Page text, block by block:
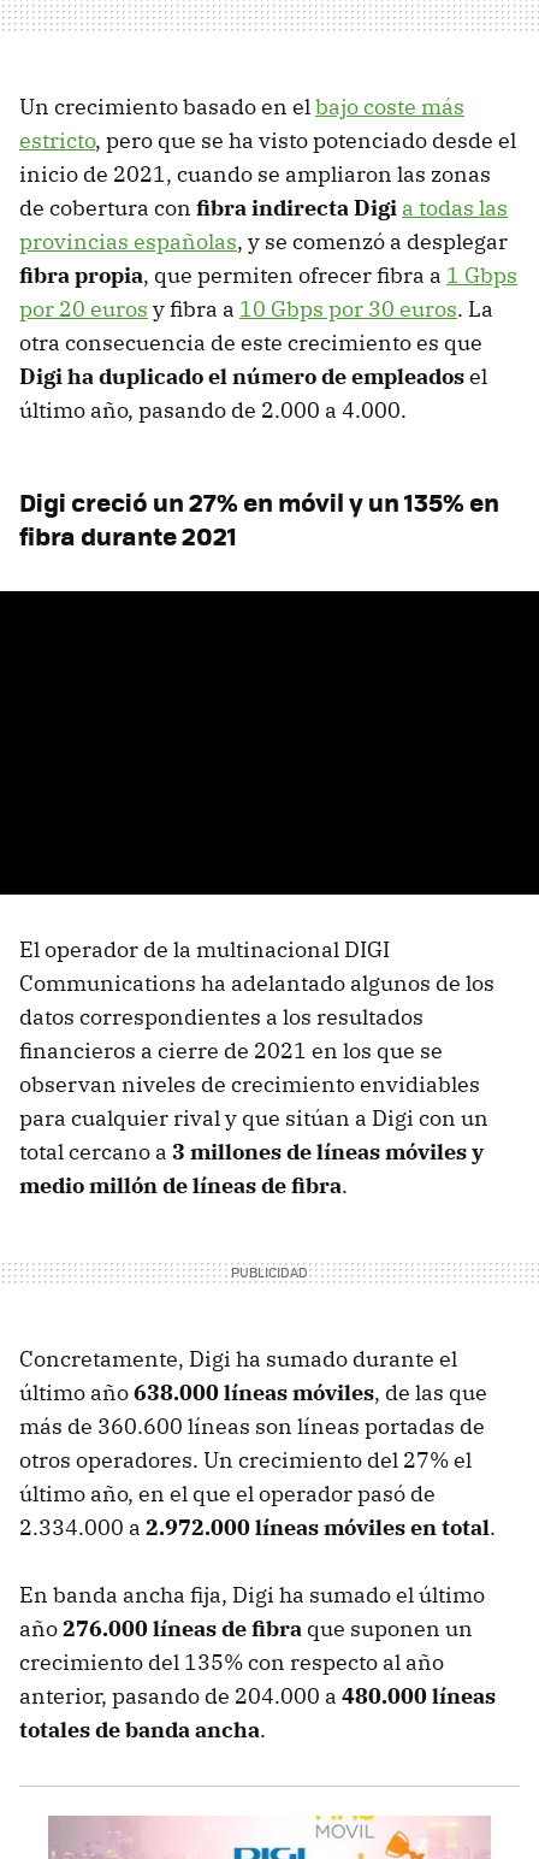
Un crecimiento basado en elbajo coste más
estricto, pero que se ha visto potenciado desde el
inicio de 2021, cuando se ampliaron las zonas
de cobertura con fibra indirecta Digi a todas las
provincias españolas, y se comenzó a desplegar
fibra propia, que permiten ofrecer fibra a 1 Gbps
por 20 euros y fibra a 10 Gbps por 30 euros. La
otra consecuencia de este crecimiento es que
Digi ha duplicado el número de empleadosel
último año, pasando de 2.000 a 4.000.
Digi creció un 27% en móvil y un 135% en
fibra durante 2021
El operador de la multinacional DIGI
Communications ha adelantado algunos de los
datos correspondientes a los resultados
financieros a cierre de 2021 en los que se
observan niveles de crecimiento envidiables
para cualquier rival y que sitúan a Digi con un
total cercano a 3 millones de líneas móviles y
medio millón de líneas de fibra.
Concretamente, Digi ha sumado durante el
último año638.000 líneas móviles, de las que
más de 360.600 líneas son líneas portadas de
otros operadores. Un crecimiento del 27% el
último año, en el que el operador pasó de
2.334.000 a 2.972.000 líneas móviles en total.
En banda ancha fija, Digi ha sumado el último
año276.000 líneas de fibra que suponen un
crecimiento del 135% con respecto al año
anterior, pasando de 204.000 a 480.000 líneas
totales de banda ancha.